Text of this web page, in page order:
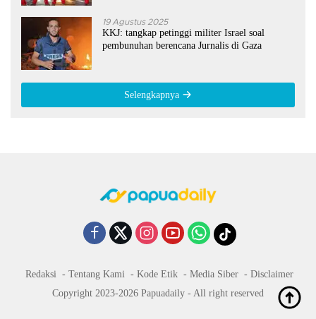
19 Agustus 2025
KKJ: tangkap petinggi militer Israel soal
pembunuhan berencana Jurnalis di Gaza
Selengkapnya
Redaksi Tentang Kami Kode Etik Media Siber
Disclaimer
Copyright 2023-2026 Papuadaily - All right reserved